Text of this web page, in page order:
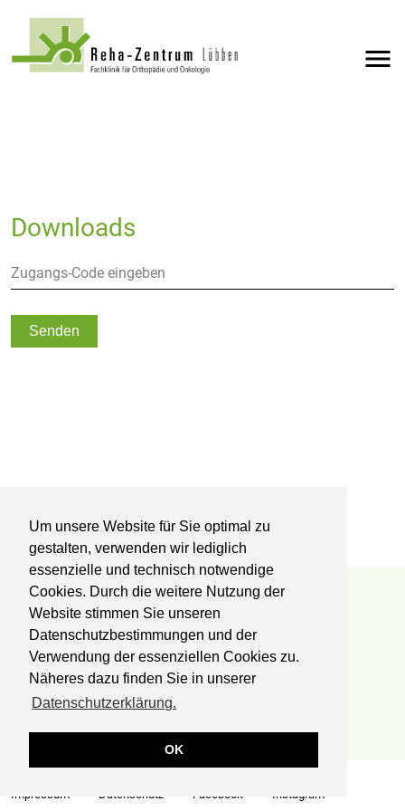
Um unsere Website für Sie optimal zu
gestalten, verwenden wir lediglich
essenzielle und technisch notwendige
Cookies. Durch die weitere Nutzung der
Website stimmen Sie unseren
Datenschutzbestimmungen und der
Verwendung der essenziellen Cookies zu.
Näheres dazu finden Sie in unserer
Datenschutzerklärung.
OK
menu
Downloads
Senden
Reha-Zentrum Lübben
Kliniken Professor Dr. Schedel GmbH
Fachklinik für Orthopädie und Onkologie
Postbautenstr. 50
Telefon:03546 238-0
Impressum
Datenschutz Facebook Instagram